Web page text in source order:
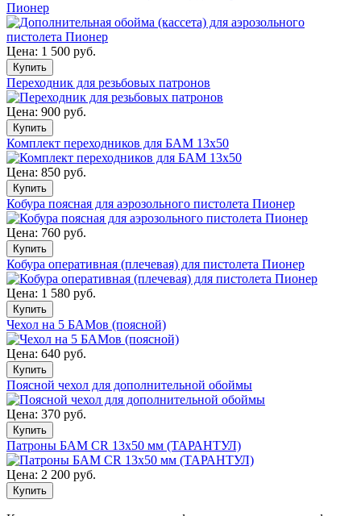
Пионер
Цена: 1 500 руб.
Переходник для резьбовых патронов
Цена: 900 руб.
Комплект переходников для БАМ 13х50
Цена: 850 руб.
Кобура поясная для аэрозольного пистолета Пионер
Цена: 760 руб.
Кобура оперативная (плечевая) для пистолета Пионер
Цена: 1 580 руб.
Чехол на 5 БАМов (поясной)
Цена: 640 руб.
Поясной чехол для дополнительной обоймы
Цена: 370 руб.
Патроны БАМ CR 13х50 мм (ТАРАНТУЛ)
Цена: 2 200 руб.